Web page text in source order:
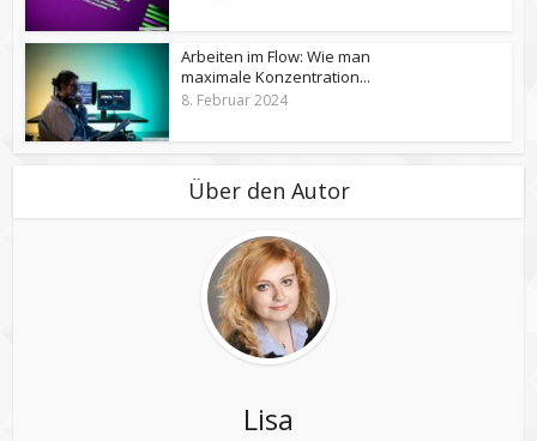
Arbeiten im Flow: Wie man
maximale Konzentration...
8. Februar 2024
Über den Autor
Lisa